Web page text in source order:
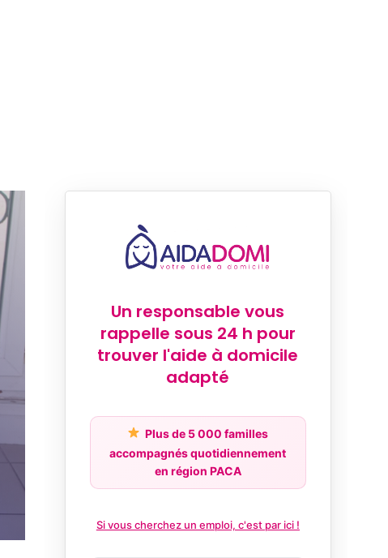
Un responsable vous
rappelle sous 24 h pour
trouver l'aide à domicile
adapté
Plus de 5 000 familles
accompagnés quotidiennement
en région PACA
Si vous cherchez un emploi, c'est par ici !